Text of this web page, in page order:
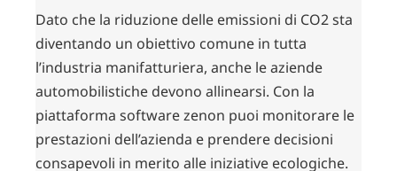
Dato che la riduzione delle emissioni di CO2 sta
diventando un obiettivo comune in tutta
l’industria manifatturiera, anche le aziende
automobilistiche devono allinearsi. Con la
piattaforma software zenon puoi monitorare le
prestazioni dell’azienda e prendere decisioni
consapevoli in merito alle iniziative ecologiche.